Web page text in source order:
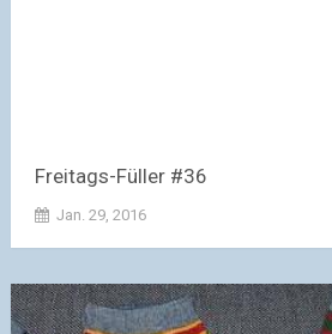
Freitags-Füller #36
Jan. 29, 2016